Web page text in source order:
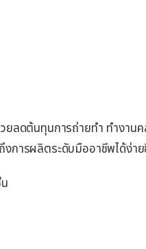
ยลดต้นทุนการถ่ายทำ ทำงา
งการผลิตระดับมืออาชีพได้ง่า